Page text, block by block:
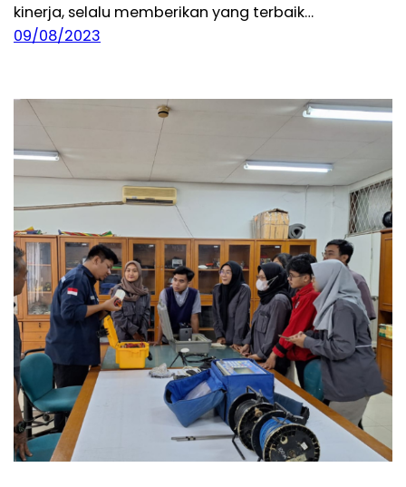
kinerja, selalu memberikan yang terbaik…
09/08/2023